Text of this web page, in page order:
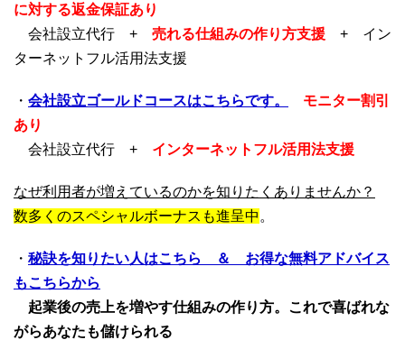
に対する返金保証あり
会社設立代行 + 売れる仕組みの作り方支援 + イン
ターネットフル活用法支援
・ 会社設立ゴールドコースはこちらです。
モニター割引
あり
会社設立代行 + インターネットフル活用法支援
なぜ利用者が増えているのかを知りたくありませんか？
数多くのスペシャルボーナスも進呈中 。
・ 秘訣を知りたい人はこちら ＆ お得な無料アドバイス
もこちらから
起業後の売上を増やす仕組みの作り方。これで喜ばれな
がらあなたも儲けられる